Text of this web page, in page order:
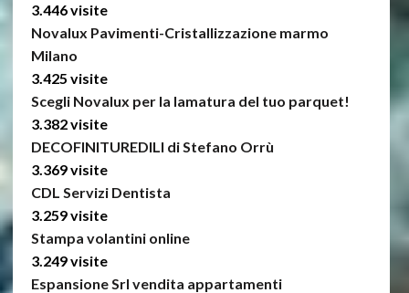
3.446 visite
Novalux Pavimenti-Cristallizzazione marmo
Milano
3.425 visite
Scegli Novalux per la lamatura del tuo parquet!
3.382 visite
DECOFINITUREDILI di Stefano Orrù
3.369 visite
CDL Servizi Dentista
3.259 visite
Stampa volantini online
3.249 visite
Espansione Srl vendita appartamenti